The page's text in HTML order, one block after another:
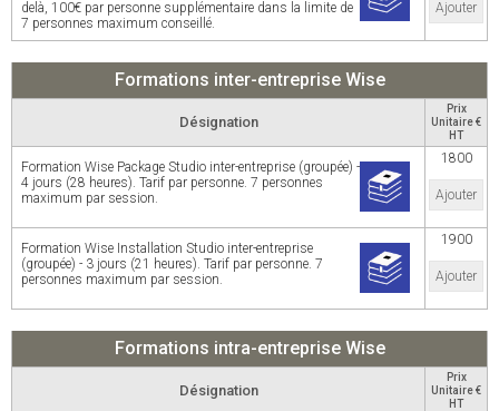
delà, 100€ par personne supplémentaire dans la limite de
7 personnes maximum conseillé.
Ajouter
Formations inter-entreprise Wise
Désignation
Prix
Unitaire €
HT
Formation Wise Package Studio inter-entreprise (groupée) -
4 jours (28 heures). Tarif par personne. 7 personnes
maximum par session.
1800
Ajouter
Formation Wise Installation Studio inter-entreprise
(groupée) - 3 jours (21 heures). Tarif par personne. 7
personnes maximum par session.
1900
Ajouter
Formations intra-entreprise Wise
Désignation
Prix
Unitaire €
HT